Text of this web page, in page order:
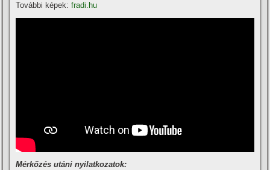
További képek:fradi.hu
Mérkőzés utáni nyilatkozatok: